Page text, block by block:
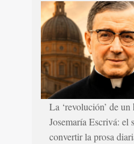
La ‘revolución’ de
Josemaría Escrivá: el
convertir la prosa